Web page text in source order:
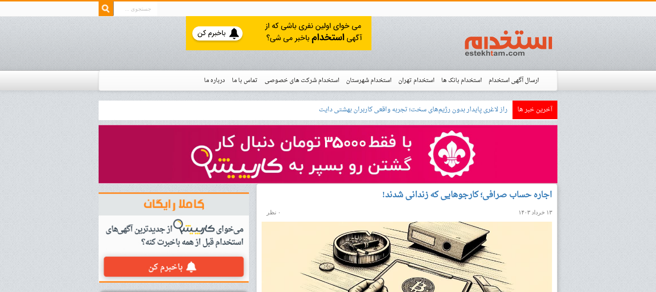
ارسال آگهی استخدام استخدام بانک ها استخدام تهران استخدام شهرستان استخدام شرکت های خصوصی تماس با ما
درباره ما
نوار زمان استخدام
استخدام شده ها
آموزش فروشگاه استخدام
آخرین خبر ها بازار کار زبان آلمانی چگونه است؟
اجاره حساب صرافی؛ کارجوهایی که زندانی شدند!
۱۳ خرداد ۱۴۰۳ ۰ نظر